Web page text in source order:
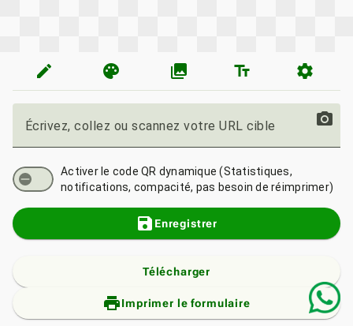
edit palette photo_library text_fields settings
Écrivez, collez ou scannez votre URL cible photo_camera
Activer le code QR dynamique (Statistiques,
notifications, compacité, pas besoin de réimprimer)
save Enregistrer
Télécharger
print_add
Imprimer le formulaire